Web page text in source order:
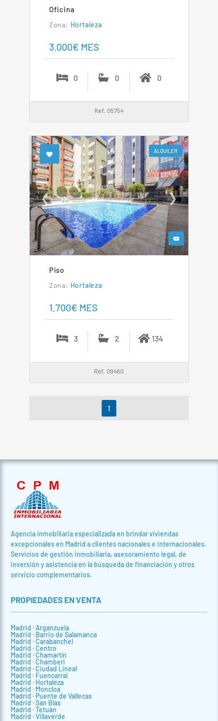
Oficina
Hortaleza
3.000€ MES
0 0 0
Ref. 05754
ALQUILER
❮ ❯
Piso
Hortaleza
1.700€ MES
3 2 134
Ref. 09460
1
Agencia inmobiliaria especializada en brindar viviendas
excepcionales en Madrid a clientes nacionales e internacionales.
Servicios de gestión inmobiliaria, asesoramiento legal, de
inversión y asistencia en la búsqueda de financiación y otros
servicio complementarios.
PROPIEDADES EN VENTA
Madrid · Arganzuela
Madrid · Barrio de Salamanca
Madrid · Carabanchel
Madrid · Centro
Madrid · Chamartín
Madrid · Chamberí
Madrid · Ciudad Lineal
Madrid · Fuencarral
Madrid · Hortaleza
Madrid · Moncloa
Madrid · Puente de Vallecas
Madrid · San Blas
Madrid · Tetuán
Madrid · Villaverde